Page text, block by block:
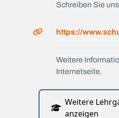
Schreiben Sie
https://
Weitere
Internetseite.
Weitere
anzeigen